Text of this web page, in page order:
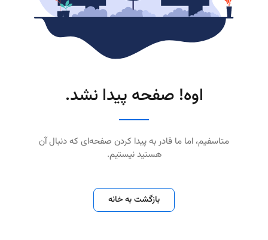
اوه! صفحه پیدا نشد.
متاسفیم، اما ما قادر به پیدا کردن صفحه‌ای که دنبال آن
هستید نیستیم.
بازگشت به خانه